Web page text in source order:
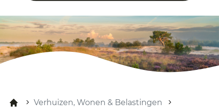
Verhuizen, Wonen & Belastingen